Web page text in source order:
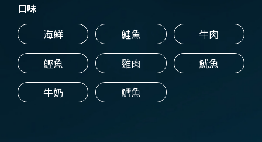
口味
海鮮 鮭魚
牛肉
鰹魚
雞肉
魷魚
牛奶
鱈魚